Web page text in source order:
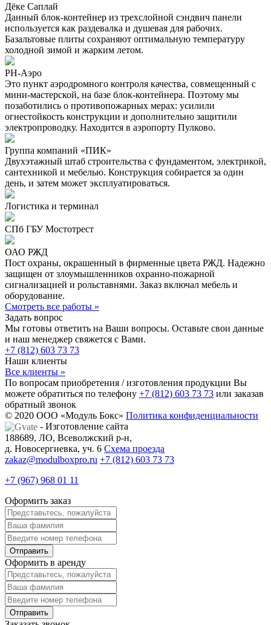
Дёке Саплай
Данный блок-контейнер из трехслойной сэндвич панели
используется как раздевалка и душевая для рабочих.
Базальтовые плиты сохраняют оптимальную температуру
холодной зимой и жарким летом.
РН-Аэро
Это пункт аэродромного контроля качества, совмещенный с
мини-мастерской, на базе блок-контейнера. Поэтому мы
позаботились о противопожарных мерах: усилили
огнестойкость конструкции и дополнительно защитили
электропроводку. Находится в аэропорту Пулково.
Группа компаний «ПИК»
Двухэтажный штаб строительства с фундаментом, электрикой,
сантехникой и мебелью. Конструкция собирается за один
день, и затем может эксплуатироваться.
Логистика и терминал
СПб ГБУ Мостотрест
ОАО РЖД
Пост охраны, окрашенный в фирменные цвета РЖД. Надежно
защищен от злоумышленников охранно-пожарной
сигнализацией и рольставнями. Заказ включал мебель и
оборудование.
Смотреть все работы »
Задать вопрос
Мы готовы ответить на Ваши вопросы. Оставьте свои данные
и наш менеджер свяжется с Вами.
+7 (812) 603 73 73
Наши клиенты
Все клиенты »
По вопросам приобретения / изготовления продукции Вы
можете обратиться по телефону +7 (812) 603 73 73 или заказав
обратный звонок
© 2020 ООО «Модуль Бокс» Политика конфиденциальности
- Изготовление сайта
188689, ЛО, Всеволжский р-н,
д. Новосергиевка, уч. 6 Схема проезда
zakaz@modulboxpro.ru +7 (812) 603 73 73
+7 (967) 968 01 11
Оформить заказ
Оформить в аренду